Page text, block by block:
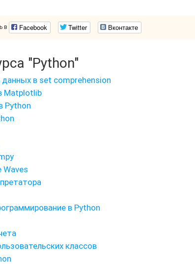
в Facebook Twitter Вконтакте
"Python"
в set comprehension
Matplotlib
Python
Waves
в Python
классов